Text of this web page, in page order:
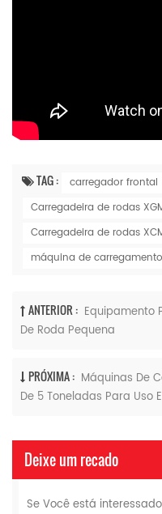
TAG : carregador frontal
Carregadeira de rodas
Carregadeira de rodas
máquina de
ANTERIOR : Equipamento
De Roda Pequena
PRÓXIMA : Máquinas De
De 5 Toneladas Para Uso
Deixe um recado
Se Você está